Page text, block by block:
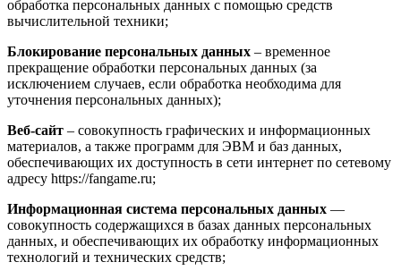
обработка персональных данных с помощью средств
вычислительной техники;
Блокирование персональных данных – временное
прекращение обработки персональных данных (за
исключением случаев, если обработка необходима для
уточнения персональных данных);
Веб-сайт – совокупность графических и информационных
материалов, а также программ для ЭВМ и баз данных,
обеспечивающих их доступность в сети интернет по сетевому
адресу https://fangame.ru;
Информационная система персональных данных —
совокупность содержащихся в базах данных персональных
данных, и обеспечивающих их обработку информационных
технологий и технических средств;